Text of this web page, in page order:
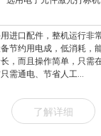
进口配件，整机运行非
节约用电成，低消耗，
，而且操作简单，只需
需通电、节省人工...
了解详细